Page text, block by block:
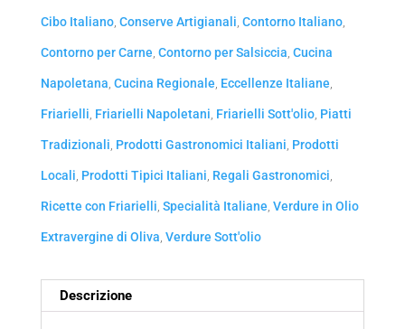
Cibo Italiano, Conserve Artigianali, Contorno Italiano,
Contorno per Carne, Contorno per Salsiccia, Cucina
Napoletana, Cucina Regionale, Eccellenze Italiane,
Friarielli, Friarielli Napoletani, Friarielli Sott'olio, Piatti
Tradizionali, Prodotti Gastronomici Italiani, Prodotti
Locali, Prodotti Tipici Italiani, Regali Gastronomici,
Ricette con Friarielli, Specialità Italiane, Verdure in Olio
Extravergine di Oliva, Verdure Sott'olio
Descrizione